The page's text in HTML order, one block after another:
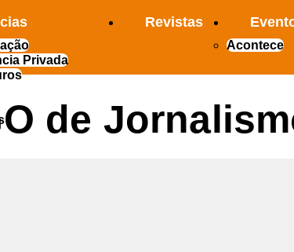
Privada
Revistas
Acontece
de